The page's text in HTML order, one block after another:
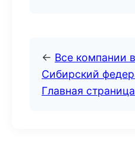
← Все компании
Сибирский
Главная страница